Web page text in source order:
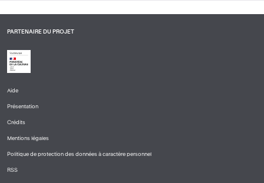
PARTENAIRE DU PROJET
DE
PAGE
1
Aide
Présentation
Crédits
Mentions légales
Politique de protection des données à caractère personnel
RSS